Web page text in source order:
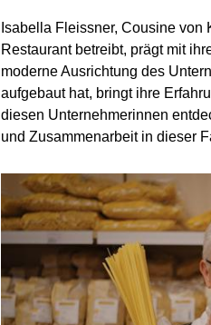
Isabella Fleissner, Cousine
Restaurant betreibt, prägt mit
moderne Ausrichtung des
aufgebaut hat, bringt ihre
diesen Unternehmerinnen
und Zusammenarbeit in dieser